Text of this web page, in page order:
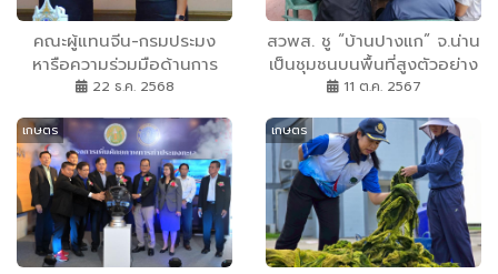
คณะผู้แทนจีน-กรมประมง
หารือความร่วมมือด้านการ
ประมง กระชับความร่วมมือ
จัดการทรัพยากรยั่งยืน ร่วม
สกัด IUU Fishing
22 ธ.ค. 2568
สวพส. ชู “บ้านปางแก” จ.น่าน
เป็นชุมชนบนพื้นที่สูงตัวอย่าง
ที่คนอยู่ร่วมกับป่าได้อย่าง
11 ต.ค. 2567
เกษตร เกษตร